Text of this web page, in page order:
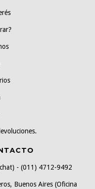
- (011) 4712-9492
Buenos Aires (Oficina